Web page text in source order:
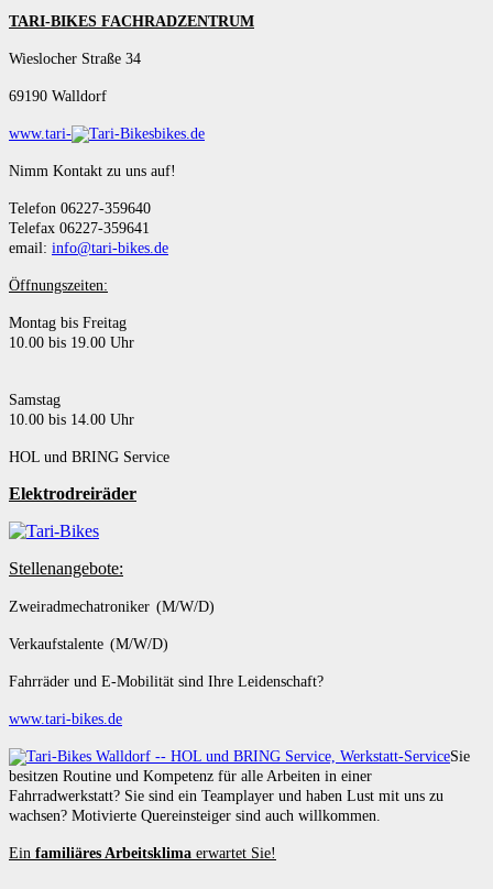
TARI-BIKES FACHRADZENTRUM
Wieslocher Straße 34
69190 Walldorf
www.tari- bikes.de
Nimm Kontakt zu uns auf!
Telefon 06227-359640
Telefax 06227-359641
email: info@tari-bikes.de
Öffnungszeiten:
Montag bis Freitag
10.00 bis 19.00 Uhr
Samstag
10.00 bis 14.00 Uhr
HOL und BRING Service
Elektrodreiräder
Stellenangebote:
Zweiradmechatroniker (M/W/D)
Verkaufstalente (M/W/D)
Fahrräder und E-Mobilität sind Ihre Leidenschaft?
www.tari-bikes.de
Sie
besitzen Routine und Kompetenz für alle Arbeiten in einer
Fahrradwerkstatt? Sie sind ein Teamplayer und haben Lust mit uns zu
wachsen? Motivierte Quereinsteiger sind auch willkommen.
Ein familiäres Arbeitsklima erwartet Sie!